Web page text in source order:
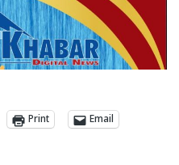
Print Email